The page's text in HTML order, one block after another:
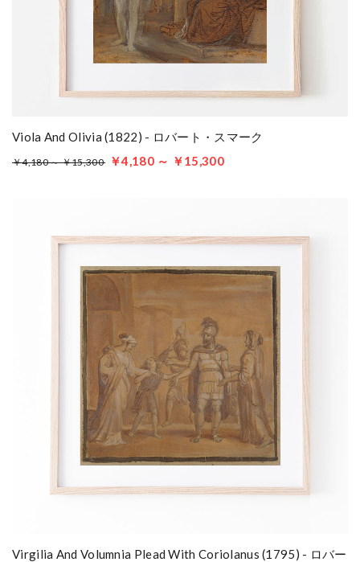
Viola And Olivia (1822) - ロバート・スマーク
￥4,180 ～ ￥15,300 ￥4,180 ～ ￥15,300
Virgilia And Volumnia Plead With Coriolanus (1795) - ロバー